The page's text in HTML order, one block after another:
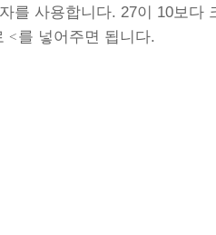
를 사용합니다. 27이 10보다
<를 넣어주면 됩니다.